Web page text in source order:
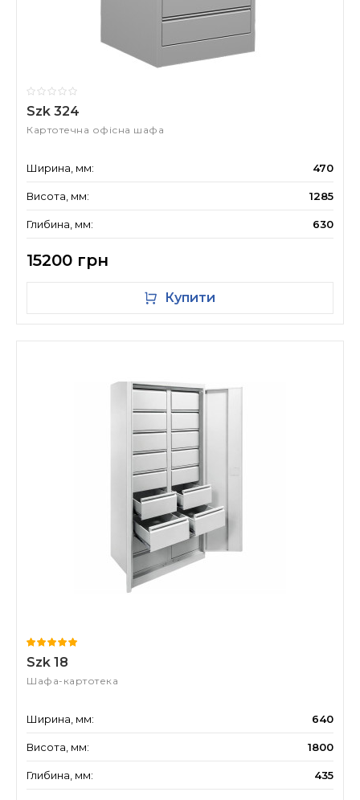
Szk 324
Картотечна офісна шафа
Ширина, мм: 470
Висота, мм: 1285
Глибина, мм: 630
15200 грн
Купити
Szk 18
Шафа-картотека
Ширина, мм: 640
Висота, мм: 1800
Глибина, мм: 435